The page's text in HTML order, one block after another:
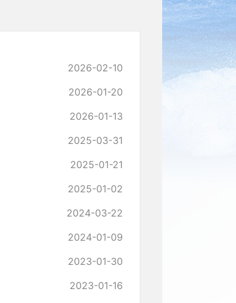
2026-02-10
2026-01-20
2026-01-13
2025-03-31
2025-01-21
2025-01-02
2024-03-22
2024-01-09
2023-01-30
2023-01-16